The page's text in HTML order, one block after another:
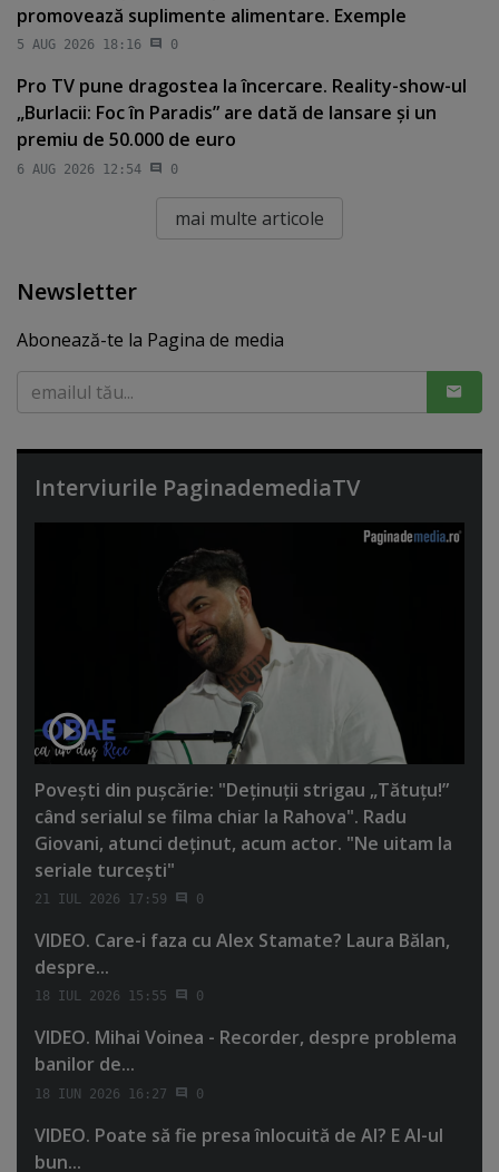
promovează suplimente alimentare. Exemple
5 AUG 2026 18:16 0
Pro TV pune dragostea la încercare. Reality-show-ul
„Burlacii: Foc în Paradis” are dată de lansare şi un
premiu de 50.000 de euro
6 AUG 2026 12:54 0
mai multe articole
Newsletter
Abonează-te la Pagina de media
Interviurile PaginademediaTV
Poveşti din puşcărie: "Deţinuţii strigau „Tătuţu!”
când serialul se filma chiar la Rahova". Radu
Giovani, atunci deţinut, acum actor. "Ne uitam la
seriale turceşti"
21 IUL 2026 17:59 0
VIDEO. Care-i faza cu Alex Stamate? Laura Bălan,
despre...
18 IUL 2026 15:55 0
VIDEO. Mihai Voinea - Recorder, despre problema
banilor de...
18 IUN 2026 16:27 0
VIDEO. Poate să fie presa înlocuită de AI? E AI-ul
bun...